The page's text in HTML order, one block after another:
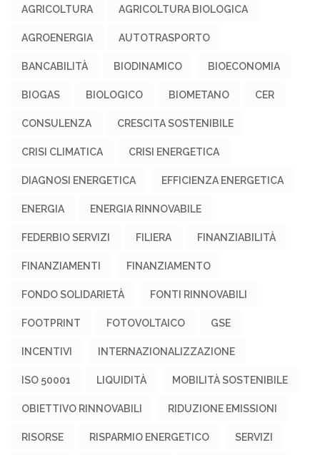
AGRICOLTURA AGRICOLTURA BIOLOGICA
AGROENERGIA AUTOTRASPORTO
BANCABILITÀ BIODINAMICO BIOECONOMIA
BIOGAS BIOLOGICO BIOMETANO CER
CONSULENZA CRESCITA SOSTENIBILE
CRISI CLIMATICA CRISI ENERGETICA
DIAGNOSI ENERGETICA EFFICIENZA ENERGETICA
ENERGIA ENERGIA RINNOVABILE
FEDERBIO SERVIZI FILIERA FINANZIABILITÀ
FINANZIAMENTI FINANZIAMENTO
FONDO SOLIDARIETÀ FONTI RINNOVABILI
FOOTPRINT FOTOVOLTAICO GSE
INCENTIVI INTERNAZIONALIZZAZIONE
ISO 50001 LIQUIDITÀ MOBILITÀ SOSTENIBILE
OBIETTIVO RINNOVABILI RIDUZIONE EMISSIONI
RISORSE RISPARMIO ENERGETICO SERVIZI